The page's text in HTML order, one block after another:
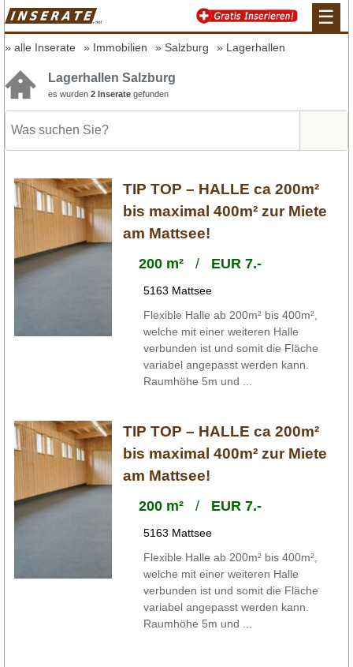
☰
alle Inserate Immobilien Salzburg Lagerhallen
Lagerhallen Salzburg
es wurden 2 Inserate gefunden
TIP TOP – HALLE ca 200m²
bis maximal 400m² zur Miete
am Mattsee!
200 m²/ EUR 7.-
5163 Mattsee
Flexible Halle ab 200m² bis 400m²,
welche mit einer weiteren Halle
verbunden ist und somit die Fläche
variabel angepasst werden kann.
Raumhöhe 5m und ...
TIP TOP – HALLE ca 200m²
bis maximal 400m² zur Miete
am Mattsee!
200 m²/ EUR 7.-
5163 Mattsee
Flexible Halle ab 200m² bis 400m²,
welche mit einer weiteren Halle
verbunden ist und somit die Fläche
variabel angepasst werden kann.
Raumhöhe 5m und ...